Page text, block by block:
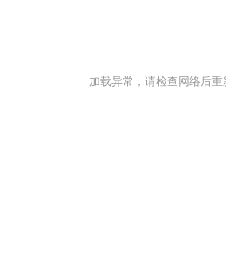
加载异常，请检查网络后重